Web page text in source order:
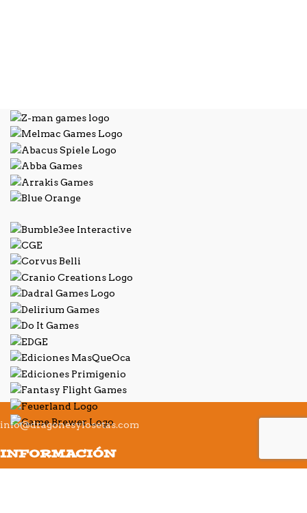
info@dragonesylosetas.com
INFORMACIÓN